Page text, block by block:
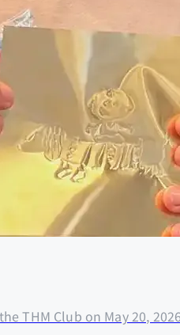
THM Club on May 20,